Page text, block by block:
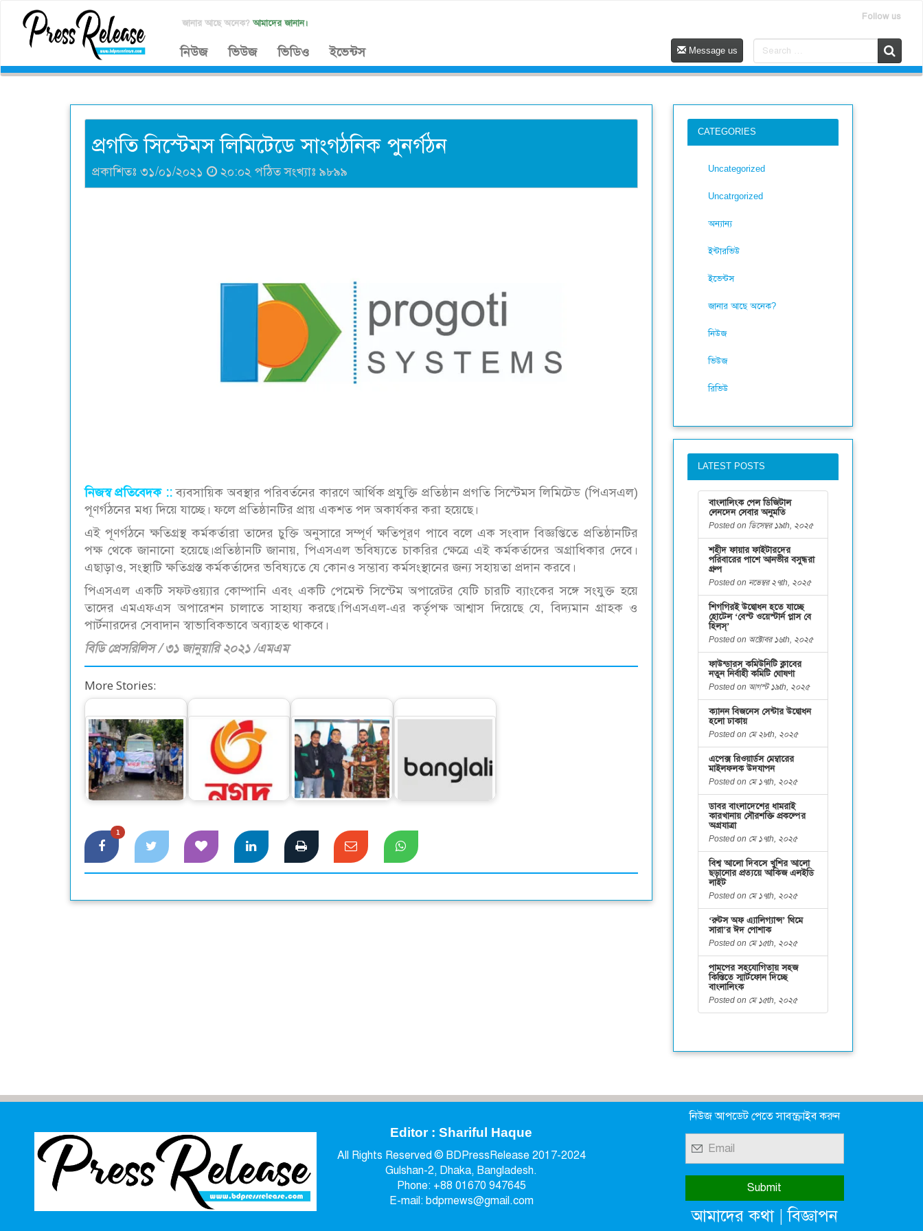
জানার আছে অনেক? আমাদের জানান।
Follow us
নিউজ ভিউজ ভিডিও ইভেন্টস Message us
প্রগতি সিস্টেমস লিমিটেডে সাংগঠনিক পুনর্গঠন
প্রকাশিতঃ ৩১/০১/২০২১ ২০:০২ পঠিত সংখ্যাঃ ৯৮৯৯
নিজস্ব প্রতিবেদক ::ব্যবসায়িক অবস্থার পরিবর্তনের কারণে আর্থিক প্রযুক্তি প্রতিষ্ঠান প্রগতি সিস্টেমস লিমিটেড (পিএসএল)
পূণর্গঠনের মধ্য দিয়ে যাচ্ছে। ফলে প্রতিষ্ঠানটির প্রায় একশত পদ অকার্যকর করা হয়েছে।
এই পূণর্গঠনে ক্ষতিগ্রস্থ কর্মকর্তারা তাদের চুক্তি অনুসারে সম্পূর্ণ ক্ষতিপূরণ পাবে বলে এক সংবাদ বিজ্ঞপ্তিতে প্রতিষ্ঠানটির
পক্ষ থেকে জানানো হয়েছে।প্রতিষ্ঠানটি জানায়, পিএসএল ভবিষ্যতে চাকরির ক্ষেত্রে এই কর্মকর্তাদের অগ্রাধিকার দেবে।
এছাড়াও, সংস্থাটি ক্ষতিগ্রস্ত কর্মকর্তাদের ভবিষ্যতে যে কোনও সম্ভাব্য কর্মসংস্থানের জন্য সহায়তা প্রদান করবে।
পিএসএল একটি সফটওয়্যার কোম্পানি এবং একটি পেমেন্ট সিস্টেম অপারেটর যেটি চারটি ব্যাংকের সঙ্গে সংযুক্ত হয়ে
তাদের এমএফএস অপারেশন চালাতে সাহায্য করছে।পিএসএল-এর কর্তৃপক্ষ আশ্বাস দিয়েছে যে, বিদ্যমান গ্রাহক ও
পার্টনারদের সেবাদান স্বাভাবিকভাবে অব্যাহত থাকবে।
বিডি প্রেসরিলিস / ৩১ জানুয়ারি ২০২১ /এমএম
More Stories:
চট্টগ্রামে বানবাসীদের
পাশে আইএসডিই ও যুব
ভোক্তা…
আর্থিক খাত অস্থিতিশীল
করতে নগদের বিপক্ষে
চক্রান্ত হচ্ছে
বন্যায় ক্ষতিগ্রস্ত ২,৫০০+
পরিবারকে সহায়তা
করতে…
বাংলালিংক পেল
ডিজিটাল লেনদেন সেবার
1
CATEGORIES
Uncategorized
Uncatrgorized
অন্যান্য
ইন্টারভিউ
ইভেন্টস
জানার আছে অনেক?
নিউজ
ভিউজ
রিভিউ
LATEST POSTS
বাংলালিংক পেল ডিজিটাল
লেনদেন সেবার অনুমতি
Posted on ডিসেম্বর ১৯th, ২০২৫
শহীদ ফায়ার ফাইটারদের
পরিবারের পাশে আনভীর বসুন্ধরা
গ্রুপ
Posted on নভেম্বর ২৭th, ২০২৫
শিগগিরই উদ্বোধন হতে যাচ্ছে
হোটেল ‘বেস্ট ওয়েস্টার্ন প্লাস বে
হিলস্’
Posted on অক্টোবর ১৬th, ২০২৫
ফাউন্ডারস কমিউনিটি ক্লাবের
নতুন নির্বাহী কমিটি ঘোষণা
Posted on আগস্ট ১৯th, ২০২৫
ক্যানন বিজনেস সেন্টার উদ্বোধন
হলো ঢাকায়
Posted on মে ২৮th, ২০২৫
এপেক্স রিওয়ার্ডস মেম্বারের
মাইলফলক উদযাপন
Posted on মে ১৭th, ২০২৫
ডাবর বাংলাদেশের ধামরাই
কারখানায় সৌরশক্তি প্রকল্পের
অগ্রযাত্রা
Posted on মে ১৭th, ২০২৫
বিশ্ব আলো দিবসে খুশির আলো
ছড়ানোর প্রত্যয়ে আকিজ এলইডি
লাইট
Posted on মে ১৭th, ২০২৫
‘রুটস অফ এ্যালিগ্যান্স’ থিমে
সারা’র ঈদ পোশাক
Posted on মে ১৫th, ২০২৫
পামপের সহযোগিতায় সহজ
কিস্তিতে স্মার্টফোন দিচ্ছে
বাংলালিংক
Posted on মে ১৫th, ২০২৫
Editor : Shariful Haque
All Rights Reserved © BDPressRelease 2017-2024
Gulshan-2, Dhaka, Bangladesh.
Phone: +88 01670 947645
E-mail: bdprnews@gmail.com
নিউজ আপডেট পেতে সাবস্ক্রাইব করুন
আমাদের কথা|বিজ্ঞাপন